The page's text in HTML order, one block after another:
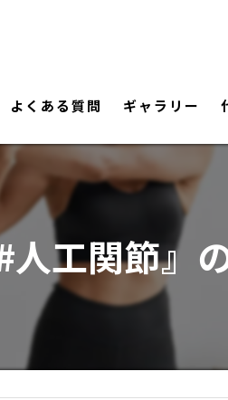
よくある質問 ギャラリー
人工関節』